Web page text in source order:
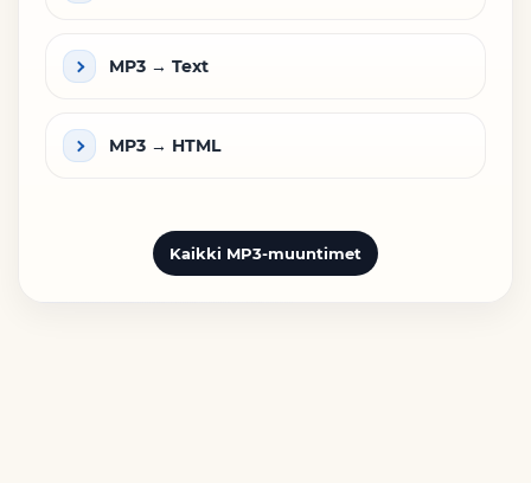
MP3 → Text
MP3 → HTML
Kaikki MP3-muuntimet